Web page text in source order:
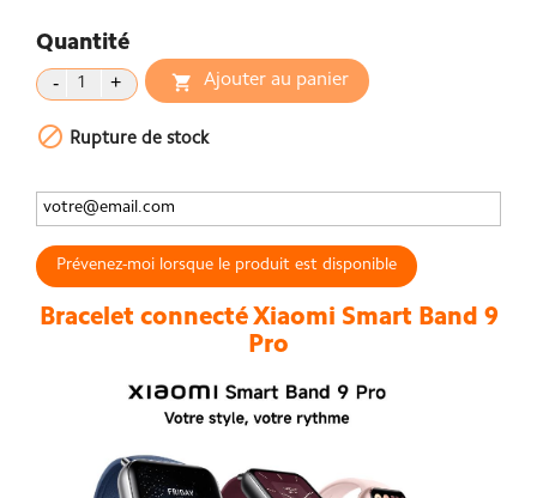
Quantité
 Ajouter au panier
 Rupture de stock
Prévenez-moi lorsque le produit est disponible
Bracelet connecté Xiaomi Smart Band 9
Pro